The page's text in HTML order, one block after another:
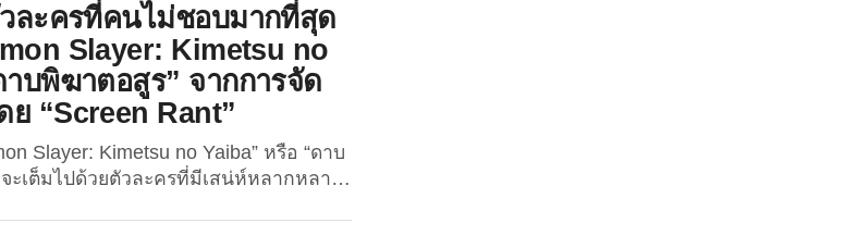
ในโลกแห่งความจริง ล่าสุดแฟนคลับจาก
no Yaiba Fandom” เขาได้รวบรวม
ห์ว่า ตัวละครแต่ละตัวในเรื่องอาจป่วยเป็น
วชอะไรบ้าง ผลออกมาก็น่าสนใจจนกลาย
กเถียงในหมู่แฟน ๆ ทั่วโลกอย่างแพร่
โดะ...
วละครที่คนไม่ชอบมากที่สุด
Slayer: Kimetsu no
าบพิฆาตอสูร” จากการจัด
“Screen Rant”
Slayer: Kimetsu no Yaiba” หรือ “ดาบ
ะเต็มไปด้วยตัวละครที่มีเสน่ห์หลากหลาย